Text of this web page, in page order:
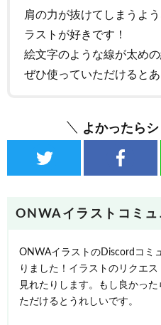
肩の力が抜けてしまうよ
ラストが好きです！
絵文字のような線が太めの
ぜひ使っていただけるとあ
よかったらシ
ONWAイラストコミュ
ONWAイラストのDiscordコミ
りました！イラストのリクエ
見れたりします。もし良かっ
ただけるとうれしいです。